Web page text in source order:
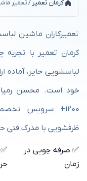
کرمان تعمیر /تعمیر
تعمیرکاران ماشین
کرمان تعمیر با
لباسشویی حایر، آماده
1200+ سرویس
ظرفشویی با مدرک فنی
✅ صرفه جویی در
زمان